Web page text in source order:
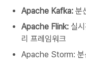
Apache Kafka: 분
Apache Flink: 실
리 프레임워크
Apache Storm: 분